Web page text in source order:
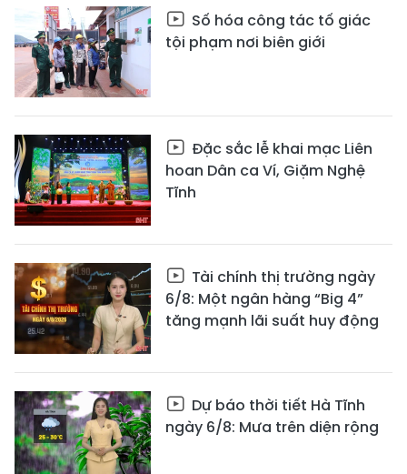
Số hóa công tác tố giác
tội phạm nơi biên giới
Đặc sắc lễ khai mạc Liên
hoan Dân ca Ví, Giặm Nghệ
Tĩnh
Tài chính thị trường ngày
6/8: Một ngân hàng “Big 4”
tăng mạnh lãi suất huy động
Dự báo thời tiết Hà Tĩnh
ngày 6/8: Mưa trên diện rộng